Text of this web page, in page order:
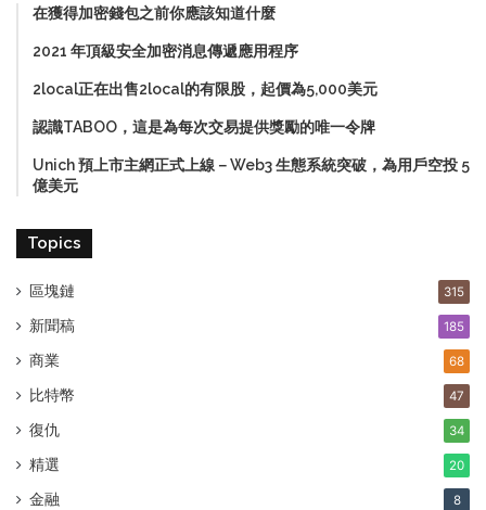
在獲得加密錢包之前你應該知道什麼
2021 年頂級安全加密消息傳遞應用程序
2local正在出售2local的有限股，起價為5,000美元
認識TABOO，這是為每次交易提供獎勵的唯一令牌
Unich 預上市主網正式上線－Web3 生態系統突破，為用戶空投 5
億美元
Topics
區塊鏈 315
新聞稿 185
商業 68
比特幣 47
復仇 34
精選 20
金融 8